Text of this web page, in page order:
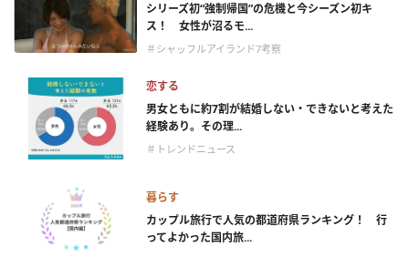
シリーズ初“強制帰国”の危機と今シーズン初キ
ス！ 女性が沼るモ...
＃シャッフルアイランド7考察
恋する
男女ともに約7割が結婚しない・できないと考えた
経験あり。その理...
＃トレンドニュース
暮らす
カップル旅行で人気の都道府県ランキング！ 行
ってよかった国内旅...